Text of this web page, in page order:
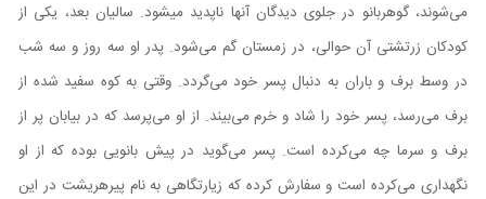
می‌شوند، گوهربانو در جلوی دیدگان آنها ناپدید میشود. سالیان بعد، یکی از
کودکان زرتشتی آن حوالی، در زمستان گم می‌شود. پدر او سه روز و سه شب
در وسط برف و باران به دنبال پسر خود می‌گردد. وقتی به کوه سفید شده از
برف می‌رسد، پسر خود را شاد و خرم می‌بیند. از او می‌پرسد که در بیابان پر از
برف و سرما چه می‌کرده است. پسر می‌گوید در پیش بانویی بوده که از او
نگهداری می‌کرده است و سفارش کرده که زیارتگاهی به نام پیرهریشت در این